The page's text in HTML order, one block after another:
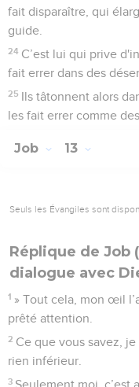
fait disparaître, qui
guide.
24 C’est lui qui prive
fait errer dans des
25 Ils tâtonnent alors
les fait errer comme
Job 13
Seuls les Évangiles sont
Réplique de Job
dialogue avec
1 » Tout cela, mon œil
prêté attention.
2 Ce que vous savez,
rien inférieur.
3 Seulement moi, c’est